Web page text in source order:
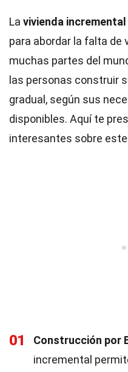
La vivienda incremental
para abordar la falta de
muchas partes del
las personas construir
gradual, según sus
disponibles. Aquí te
interesantes sobre
01 Construcción por
incremental